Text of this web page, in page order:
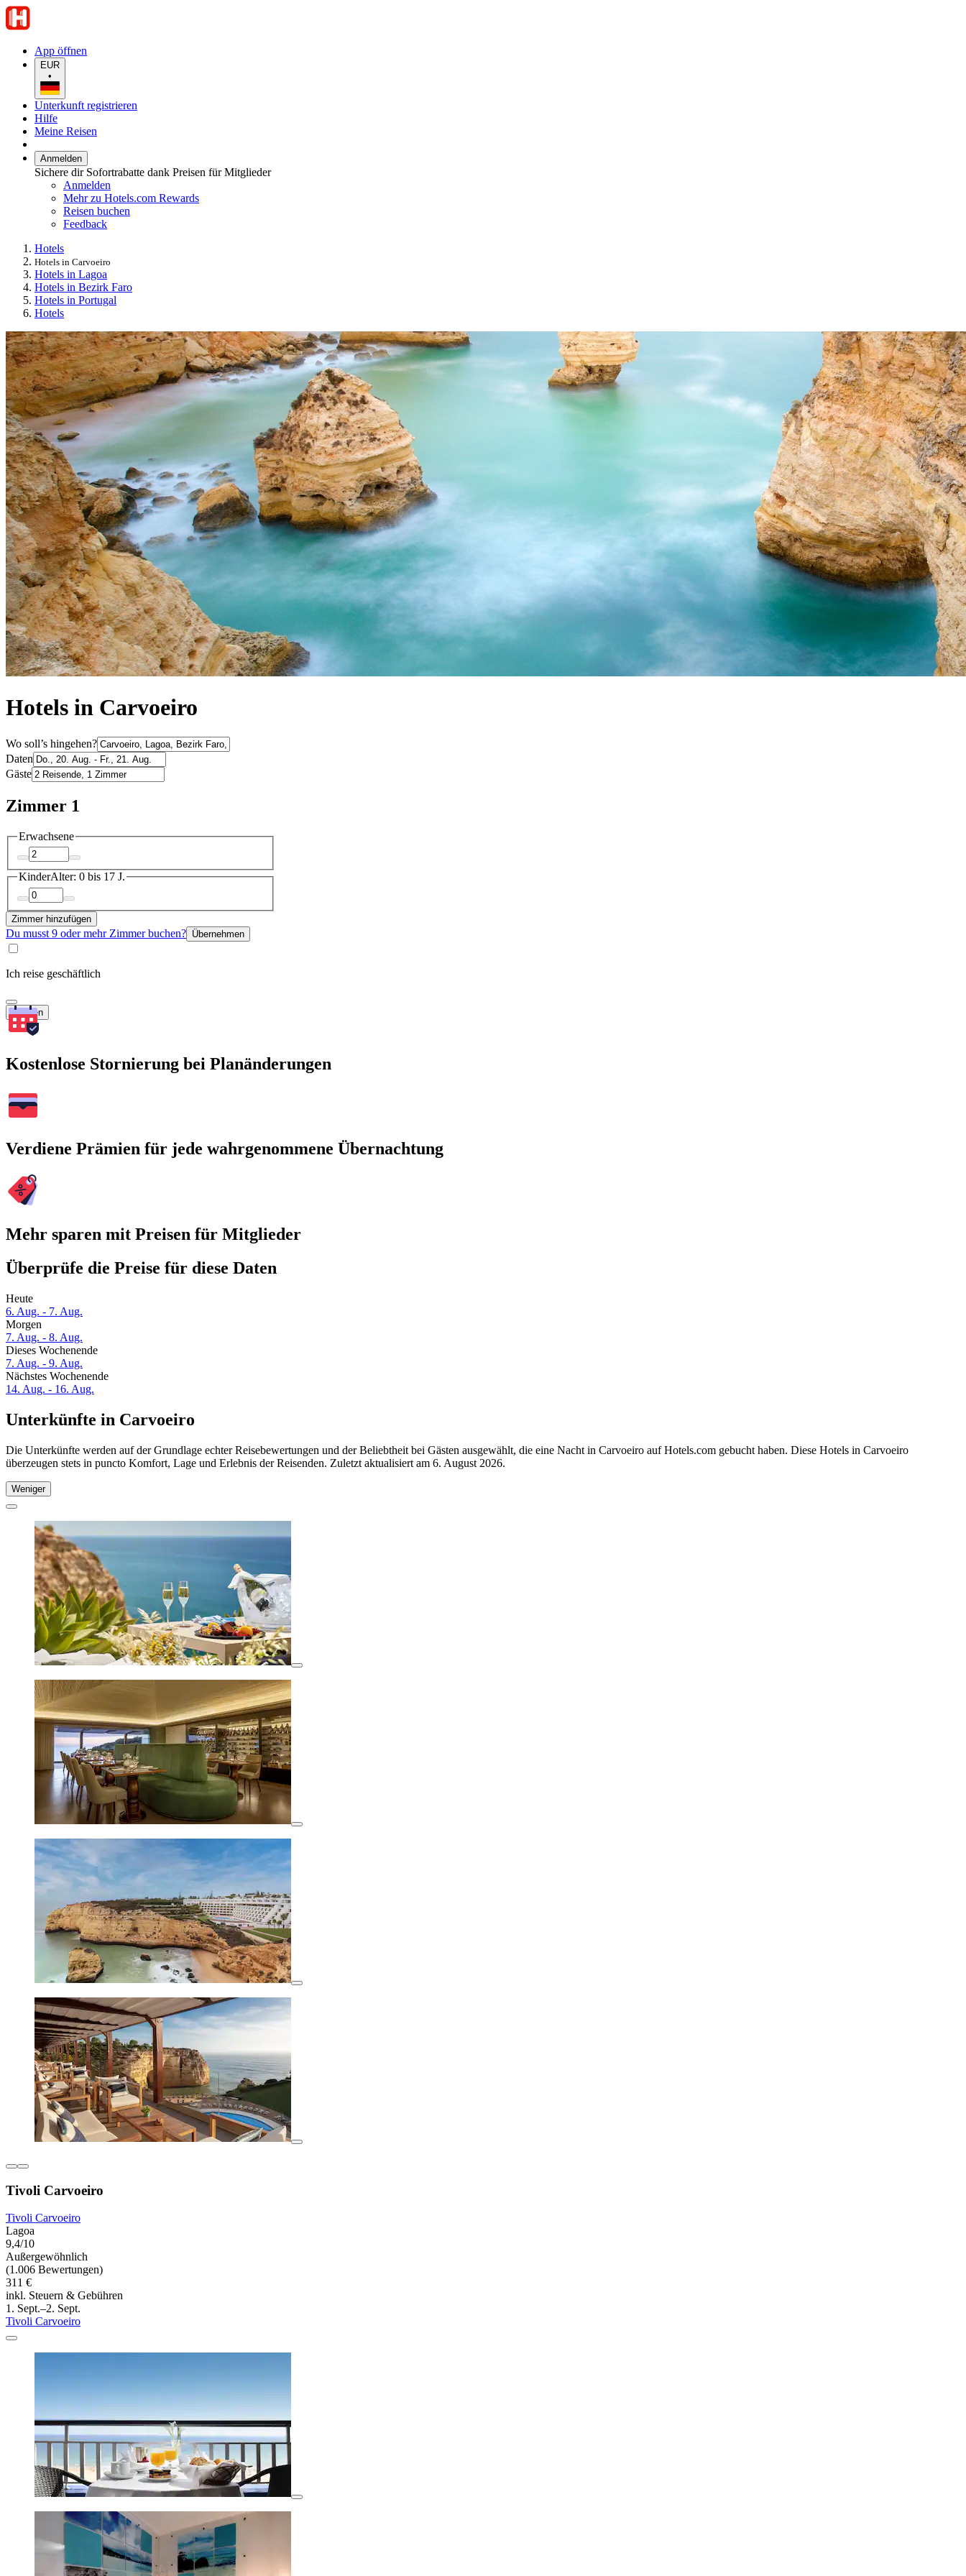
App öffnen
EUR
•
Unterkunft registrieren
Hilfe
Meine Reisen
Anmelden
Sichere dir Sofortrabatte dank Preisen für Mitglieder
Anmelden
Mehr zu Hotels.com Rewards
Reisen buchen
Feedback
Hotels
Hotels in Carvoeiro
Hotels in Lagoa
Hotels in Bezirk Faro
Hotels in Portugal
Hotels
Hotels in Carvoeiro
Wo soll’s hingehen?
Daten
Gäste
Zimmer 1
Erwachsene
KinderAlter: 0 bis 17 J.
Zimmer hinzufügen
Du musst 9 oder mehr Zimmer buchen? Übernehmen
Ich reise geschäftlich
Suchen
Kostenlose Stornierung bei Planänderungen
Verdiene Prämien für jede wahrgenommene Übernachtung
Mehr sparen mit Preisen für Mitglieder
Überprüfe die Preise für diese Daten
Heute
6. Aug. - 7. Aug.
Morgen
7. Aug. - 8. Aug.
Dieses Wochenende
7. Aug. - 9. Aug.
Nächstes Wochenende
14. Aug. - 16. Aug.
Unterkünfte in Carvoeiro
Die Unterkünfte werden auf der Grundlage echter Reisebewertungen und der Beliebtheit bei Gästen ausgewählt, die eine Nacht in Carvoeiro auf Hotels.com gebucht haben. Diese Hotels in Carvoeiro
überzeugen stets in puncto Komfort, Lage und Erlebnis der Reisenden. Zuletzt aktualisiert am 6. August 2026.
Weniger
Tivoli Carvoeiro
Tivoli Carvoeiro
Lagoa
9,4/10
Außergewöhnlich
(1.006 Bewertungen)
311 €
inkl. Steuern & Gebühren
1. Sept.–2. Sept.
Tivoli Carvoeiro